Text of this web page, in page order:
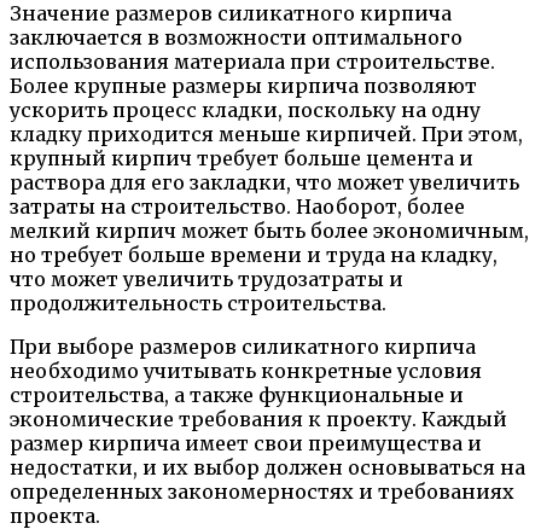
Значение размеров силикатного кирпича
заключается в возможности оптимального
использования материала при строительстве.
Более крупные размеры кирпича позволяют
ускорить процесс кладки, поскольку на одну
кладку приходится меньше кирпичей. При этом,
крупный кирпич требует больше цемента и
раствора для его закладки, что может увеличить
затраты на строительство. Наоборот, более
мелкий кирпич может быть более экономичным,
но требует больше времени и труда на кладку,
что может увеличить трудозатраты и
продолжительность строительства.
При выборе размеров силикатного кирпича
необходимо учитывать конкретные условия
строительства, а также функциональные и
экономические требования к проекту. Каждый
размер кирпича имеет свои преимущества и
недостатки, и их выбор должен основываться на
определенных закономерностях и требованиях
проекта.